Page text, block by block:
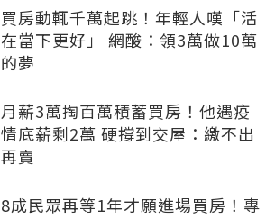
買房動輒千萬起跳！年輕人嘆「活
在當下更好」 網酸：領3萬做10萬
的夢
月薪3萬掏百萬積蓄買房！他遇疫
情底薪剩2萬 硬撐到交屋：繳不出
再賣
8成民眾再等1年才願進場買房！專